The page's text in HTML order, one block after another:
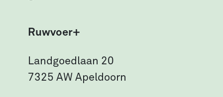
Ruwvoer+
Landgoedlaan 20
7325 AW Apeldoorn